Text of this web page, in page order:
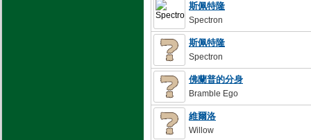
斯佩特隆
Spectron
斯佩特隆
Spectron
佛蘭普的分身
Bramble Ego
維爾洛
Willow